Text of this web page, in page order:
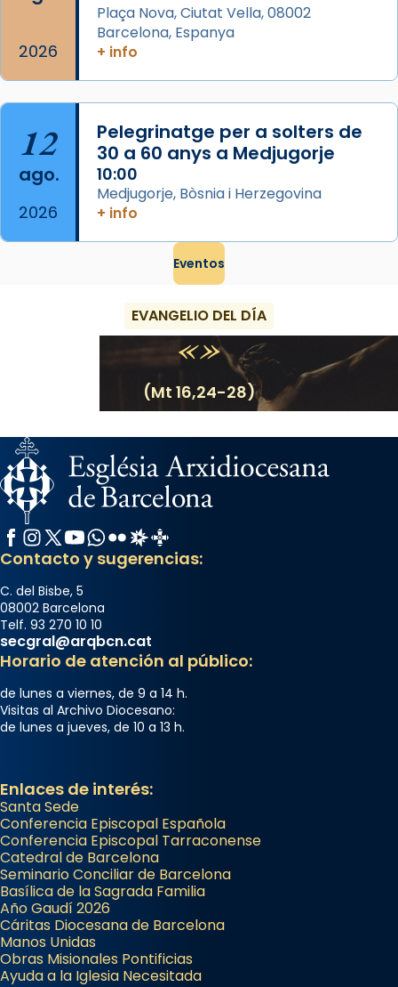
2026
Plaça Nova, Ciutat Vella, 08002
Barcelona, Espanya
+ info
12
ago.
2026
Pelegrinatge per a solters de
30 a 60 anys a Medjugorje
10:00
Medjugorje, Bòsnia i Herzegovina
+ info
Eventos
EVANGELIO DEL DÍA
(Mt 16,24-28)
Facebook
Instagram
X / Twitter
YouTube
WhatsApp
FlickrRadio Estel
Catalunya Cristiana
Contacto y sugerencias:
C. del Bisbe, 5
08002 Barcelona
Telf. 93 270 10 10
secgral@arqbcn.cat
Horario de atención al público:
de lunes a viernes, de 9 a 14 h.
Visitas al Archivo Diocesano:
de lunes a jueves, de 10 a 13 h.
Enlaces de interés:
Santa Sede
Conferencia Episcopal Española
Conferencia Episcopal Tarraconense
Catedral de Barcelona
Seminario Conciliar de Barcelona
Basílica de la Sagrada Familia
Año Gaudí 2026
Cáritas Diocesana de Barcelona
Manos Unidas
Obras Misionales Pontificias
Ayuda a la Iglesia Necesitada